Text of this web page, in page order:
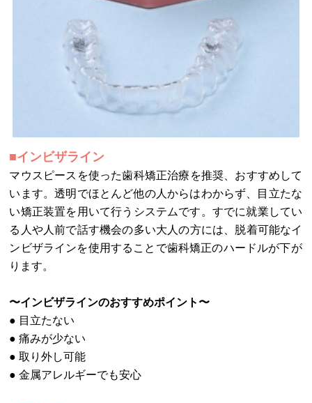
■インビザライン
マウスピースを使った歯科矯正治療を推奨、おすすめして
います。透明でほとんど他の人からはわからず、目立たな
い矯正装置を用いて行うシステムです。すでに就業してい
る人や人前で話す機会の多い大人の方には、脱着可能なイ
ンビザラインを使用することで歯科矯正のハードルが下が
ります。
〜インビザラインのおすすめポイント〜
● 目立たない
● 痛みが少ない
● 取り外し可能
● 金属アレルギーでも安心